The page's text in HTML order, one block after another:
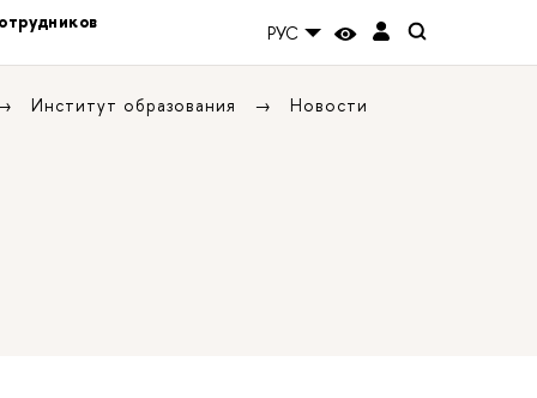
РУС
Институт образования Новости